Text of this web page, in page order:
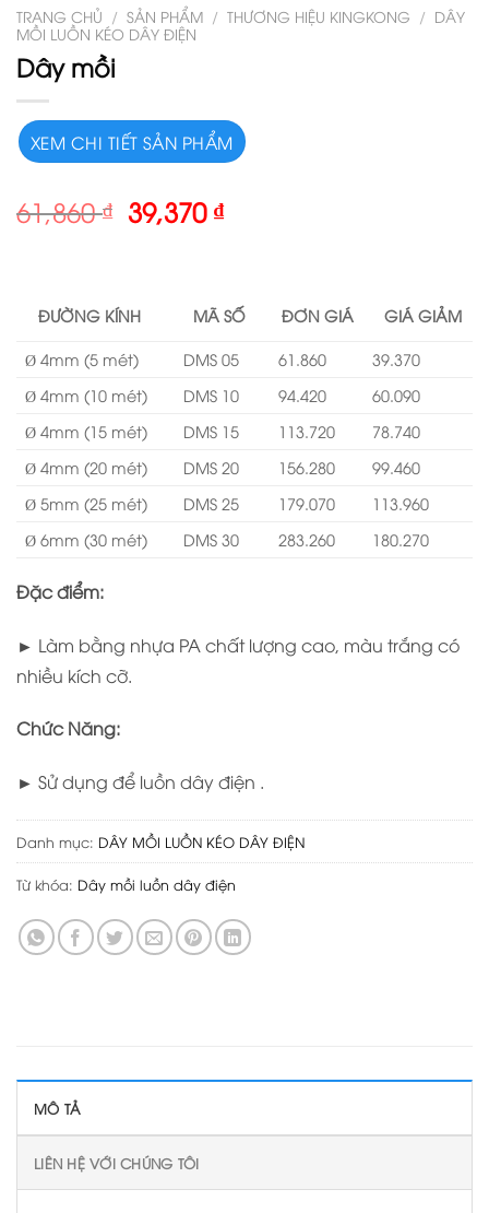
TRANG CHỦ / SẢN PHẨM / THƯƠNG HIỆU KINGKONG / DÂY
MỒI LUỒN KÉO DÂY ĐIỆN
Dây mồi
XEM CHI TIẾT SẢN PHẨM
61,860₫ 39,370₫
ĐƯỜNG KÍNH MÃ SỐ ĐƠN GIÁ GIÁ GIẢM
Ø 4mm (5 mét) DMS 05 61.860
39.370
Ø 4mm (10 mét)
DMS 10 94.420
60.090
Ø 4mm (15 mét)
DMS 15 113.720
78.740
Ø 4mm (20 mét)
DMS 20 156.280
99.460
Ø 5mm (25 mét)
DMS 25 179.070
113.960
Ø 6mm (30 mét)
DMS 30 283.260 180.270
Đặc điểm:
► Làm bằng nhựa PA chất lượng cao, màu trắng có
nhiều kích cỡ.
Chức Năng:
► Sử dụng để luồn dây điện .
Danh mục: DÂY MỒI LUỒN KÉO DÂY ĐIỆN
Từ khóa: Dây mồi luồn dây điện
MÔ TẢ
LIÊN HỆ VỚI CHÚNG TÔI